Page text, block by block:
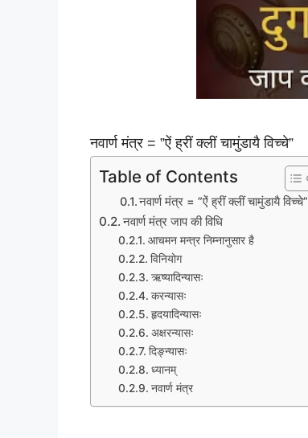
नवार्ण मंत्र = ”ऐं ह्रीं क्लीं चामुंडायै विच्चे”
Table of Contents
नवार्ण मंत्र = ”ऐं ह्रीं क्लीं चामुंडायै विच्चे”
नवार्ण मंत्र जाप की विधि
आचमन मन्त्र निम्नानुसार है
विनियोग
ऋष्यादिन्यासः
करन्यासः
हृदयादिन्यासः
अक्षरन्यासः
दिङ्न्यासः
ध्यानम्
नवार्ण मंत्र